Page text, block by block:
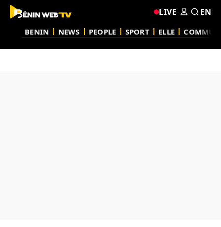
BENIN NEWS PEOPLE SPORT ELLE
LIVE EN